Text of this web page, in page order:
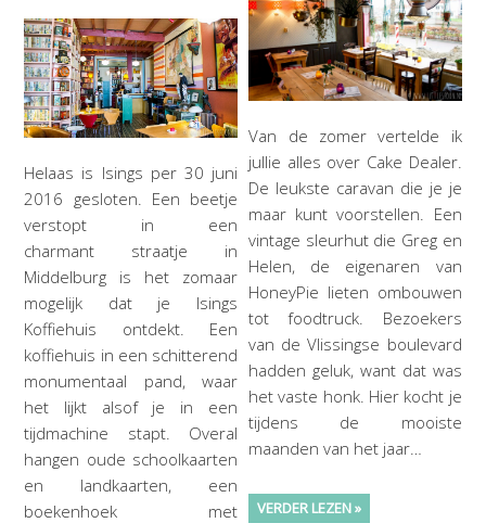
Helaas is Isings per 30 juni
2016 gesloten. Een beetje
verstopt in een
charmant straatje in
Middelburg is het zomaar
mogelijk dat je Isings
Koffiehuis ontdekt. Een
koffiehuis in een schitterend
monumentaal pand, waar
het lijkt alsof je in een
tijdmachine stapt. Overal
hangen oude schoolkaarten
en landkaarten, een
boekenhoek met
Van de zomer vertelde ik
jullie alles over Cake Dealer.
De leukste caravan die je je
maar kunt voorstellen. Een
vintage sleurhut die Greg en
Helen, de eigenaren van
HoneyPie lieten ombouwen
tot foodtruck. Bezoekers
van de Vlissingse boulevard
hadden geluk, want dat was
het vaste honk. Hier kocht je
tijdens de mooiste
maanden van het jaar…
VERDER LEZEN »